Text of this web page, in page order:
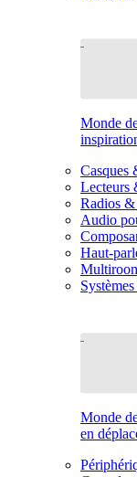
Monde
Casques
Lecteurs
Radios
Audio
Haut-
Monde
en